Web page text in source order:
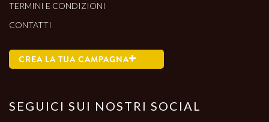
TERMINI E CONDIZIONI
CONTATTI
CREA LA TUA CAMPAGNA
SEGUICI SUI NOSTRI SOCIAL